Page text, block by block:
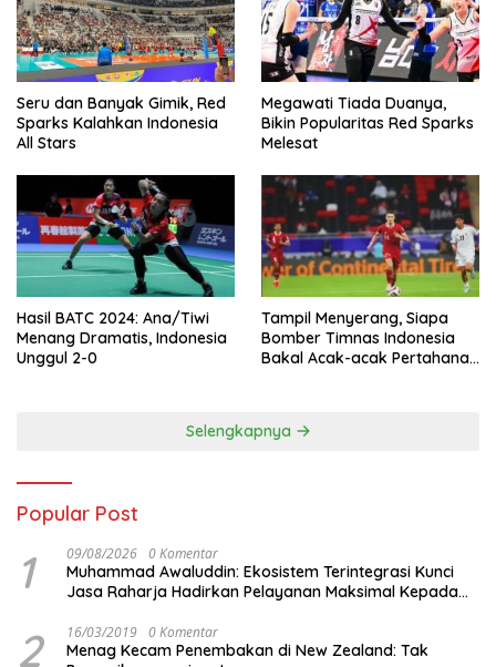
Seru dan Banyak Gimik, Red
Sparks Kalahkan Indonesia
All Stars
Megawati Tiada Duanya,
Bikin Popularitas Red Sparks
Melesat
Hasil BATC 2024: Ana/Tiwi
Menang Dramatis, Indonesia
Unggul 2-0
Tampil Menyerang, Siapa
Bomber Timnas Indonesia
Bakal Acak-acak Pertahanan
Selengkapnya
Popular Post
1 09/08/2026 0 Komentar
Muhammad Awaluddin: Ekosistem Terintegrasi Kunci
Jasa Raharja Hadirkan Pelayanan Maksimal Kepada
2 16/03/2019 0 Komentar
Menag Kecam Penembakan di New Zealand: Tak